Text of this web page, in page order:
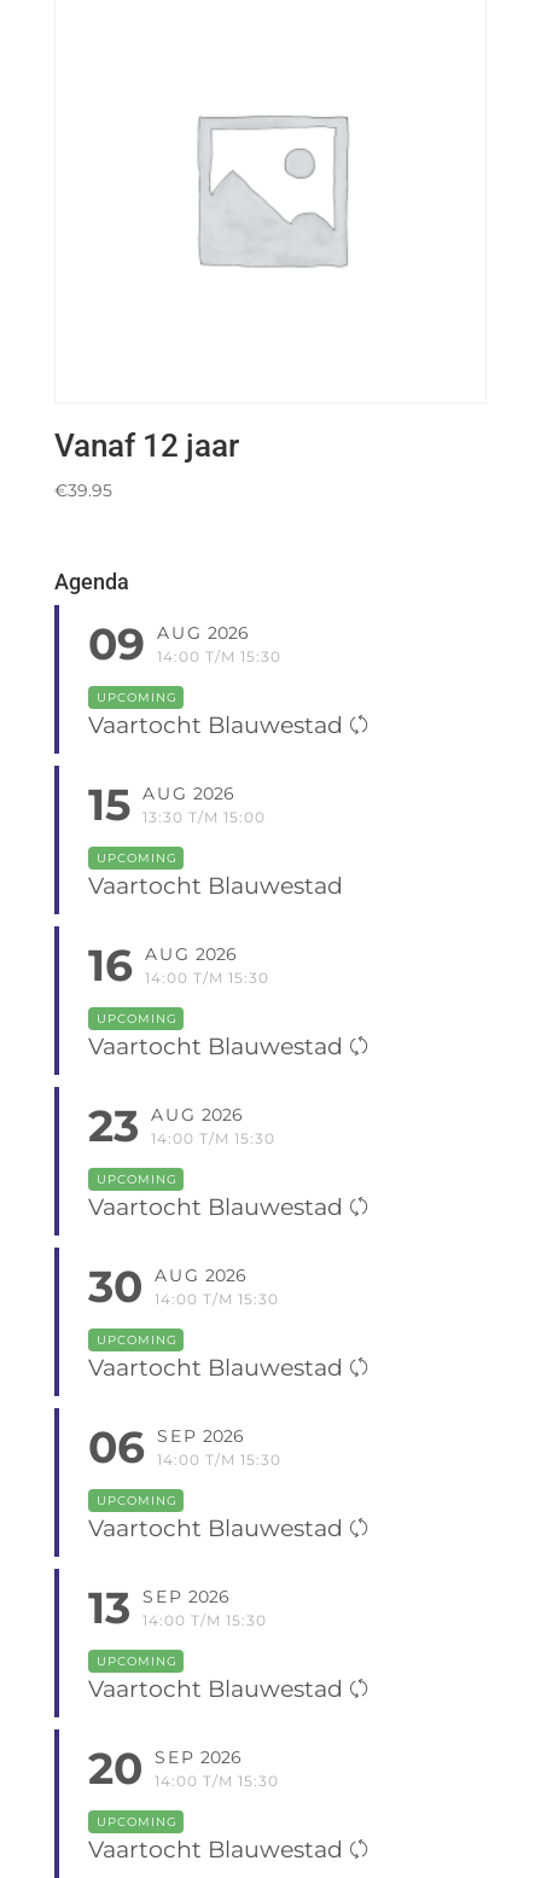
Vanaf 12 jaar
€39.95
Agenda
09 AUG 2026
14:00 T/M 15:30
UPCOMING
Vaartocht Blauwestad
15 AUG 2026
13:30 T/M 15:00
UPCOMING
Vaartocht Blauwestad
16 AUG 2026
14:00 T/M 15:30
UPCOMING
Vaartocht Blauwestad
23 AUG 2026
14:00 T/M 15:30
UPCOMING
Vaartocht Blauwestad
30 AUG 2026
14:00 T/M 15:30
UPCOMING
Vaartocht Blauwestad
06 SEP 2026
14:00 T/M 15:30
UPCOMING
Vaartocht Blauwestad
13 SEP 2026
14:00 T/M 15:30
UPCOMING
Vaartocht Blauwestad
20 SEP 2026
14:00 T/M 15:30
UPCOMING
Vaartocht Blauwestad